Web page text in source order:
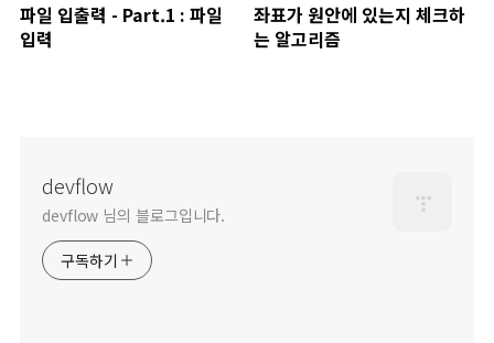
파일 입출력 - Part.1 : 파일
입력
좌표가 원안에 있는지 체크하
는 알고리즘
devflow
devflow 님의 블로그입니다.
구독하기